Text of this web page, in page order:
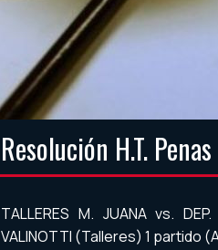
Resolución H.T.
TALLERES M. JUANA vs.
VALINOTTI (Talleres) 1 partido